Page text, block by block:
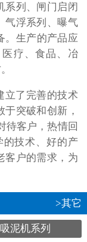
系列、闸门启闭
气浮系列、曝气
。生产的产品应
疗、食品、冶
立了完善的技术
突破和创新，
待客户，热情回
技术、好的产
客户的需求，为
>其它
泥机系列